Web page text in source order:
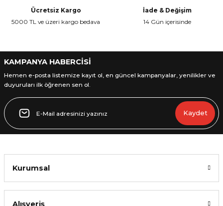
Ücretsiz Kargo
5000 TL ve üzeri kargo bedava
İade & Değişim
14 Gün içerisinde
KAMPANYA HABERCİSİ
Hemen e-posta listemize kayıt ol, en güncel kampanyalar, yenilikler ve
duyuruları ilk öğrenen sen ol.
Kaydet
Kurumsal
Alışveriş